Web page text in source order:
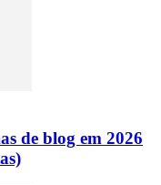
de blog em 2026